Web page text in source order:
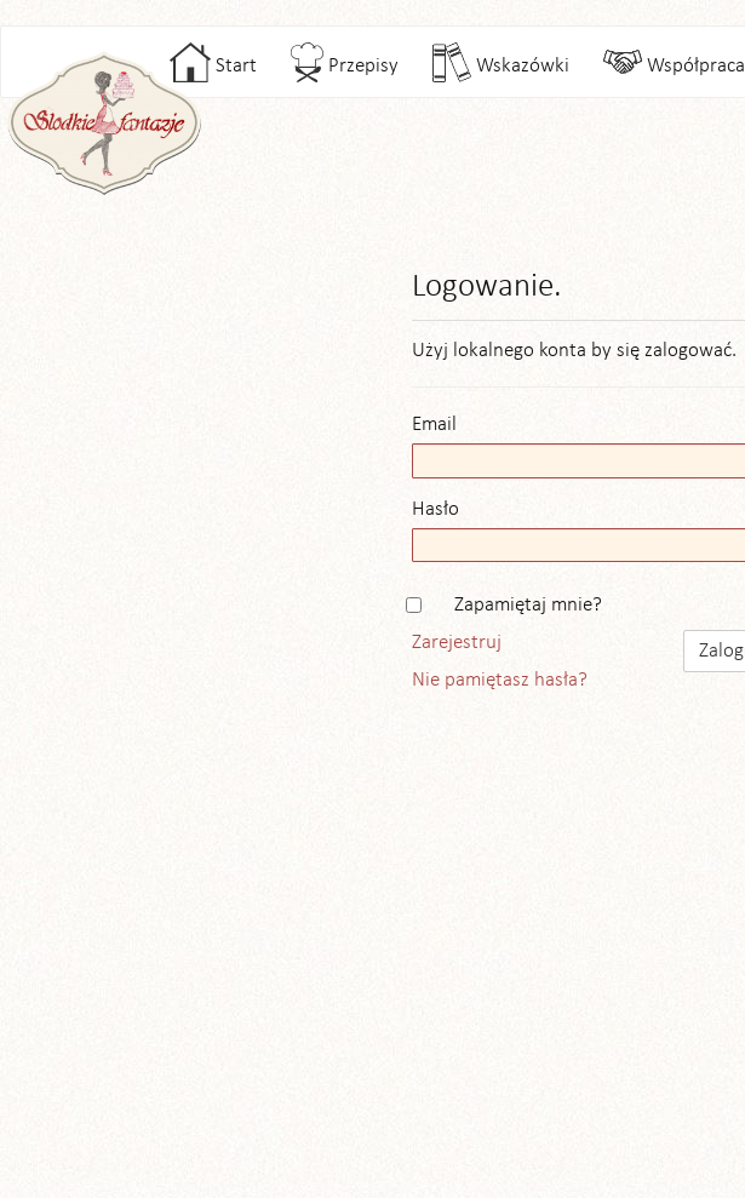
Start Przepisy Wskazówki Współpraca
Logowanie.
Użyj lokalnego konta by się zalogować.
Email
Hasło
Zapamiętaj mnie?
Zarejestruj
Nie pamiętasz hasła?